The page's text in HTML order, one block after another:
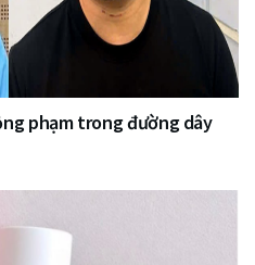
phạm trong đường dây